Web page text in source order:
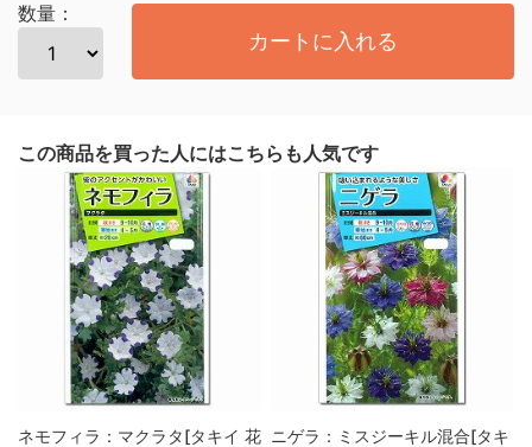
数量：
カートに入れる
この商品を買った人にはこちらも人気です
ネモフィラ：マクラタ[タキイ 花 ニゲラ：ミスジーキル混合[タキ